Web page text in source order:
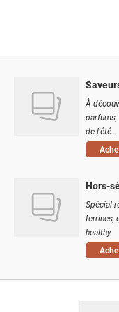
À
de l'été...
Hors-
Spécial
terrines,
healthy